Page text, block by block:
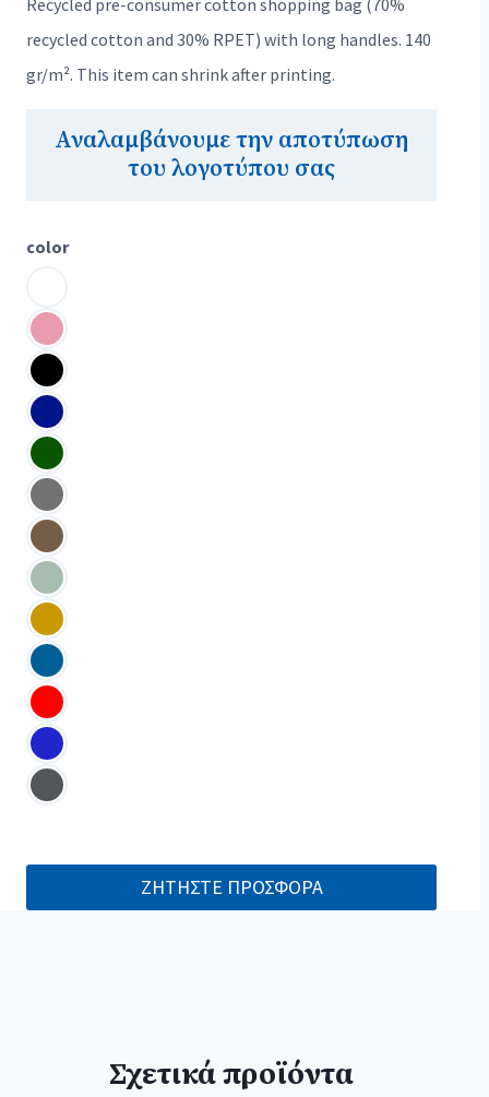
Recycled pre-consumer cotton shopping bag (70%
recycled cotton and 30% RPET) with long handles. 140
gr/m². This item can shrink after printing.
Αναλαμβάνουμε την αποτύπωση
του λογοτύπου σας
color
ΖΗΤΗΣΤΕ ΠΡΟΣΦΟΡΑ
Σχετικά προϊόντα